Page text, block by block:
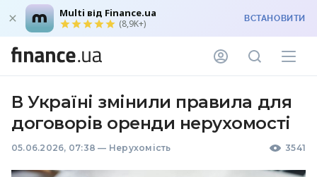
Multi від Finance.ua
(8,9K+) ВСТАНОВИТИ
В Україні змінили правила для
договорів оренди нерухомості
05.06.2026, 07:38 — Нерухомість 3541